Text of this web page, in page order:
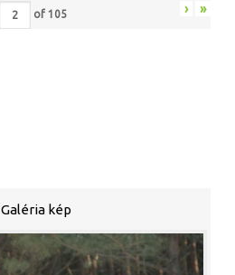
of 105 › »
Galéria kép